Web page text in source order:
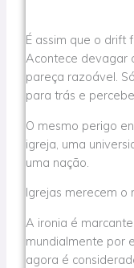
É assim que o drift
Acontece devagar
pareça razoável.
para trás e
O mesmo perigo
igreja, uma
uma nação.
Igrejas merecem o
A ironia é
mundialmente por
agora é